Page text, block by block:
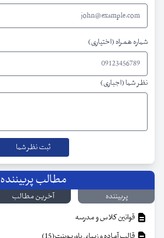
شماره همراه (اختیاری)
نظر شما (اجباری)
مطالب پربیننده
پربیننده
آخرین مطالب
قوانین کلاس و مدرسه